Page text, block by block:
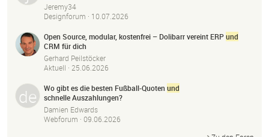
Jeremy34
Designforum · 10.07.2026
Open Source, modular, kostenfrei – Dolibarr vereint ERPund
CRM für dich
Gerhard Peilstöcker
Aktuell · 25.06.2026
Wo gibt es die besten Fußball-Quoten und
schnelle Auszahlungen?
Damien Edwards
Webforum · 09.06.2026